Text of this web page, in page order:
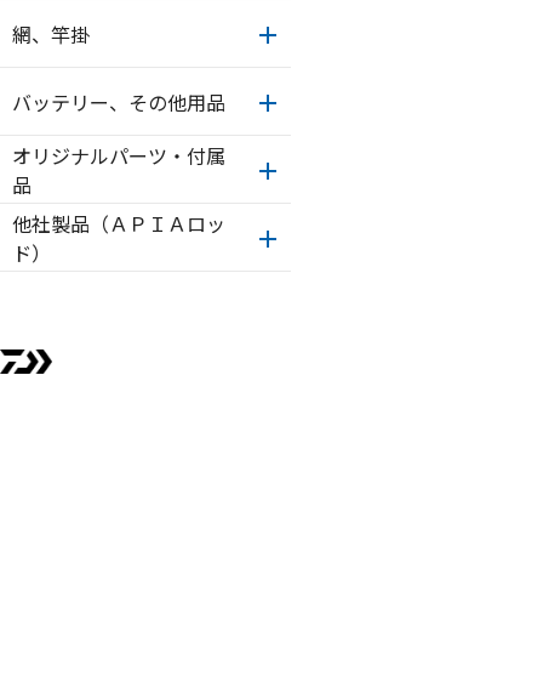
網、竿掛
バッテリー、その他用品
オリジナルパーツ・付属
品
他社製品（ＡＰＩＡロッ
ド）